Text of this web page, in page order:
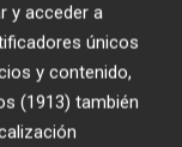
1La
de oficio de
2La
y acceder a
únicos
y contenido,
(1913) también